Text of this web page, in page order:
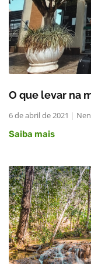
O que levar na
6 de abril de 2021
Saiba mais